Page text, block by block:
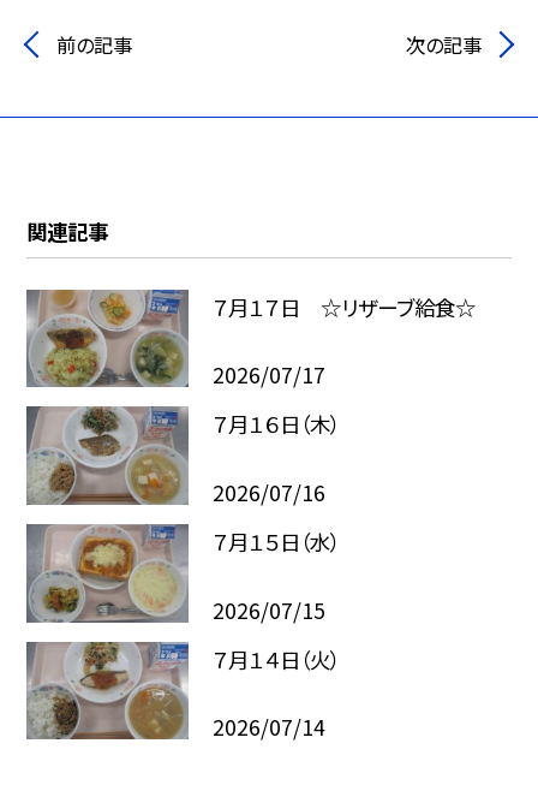
前の記事 次の記事
関連記事
７月１７日 ☆リザーブ給食☆
2026/07/17
７月１６日（木）
2026/07/16
７月１５日（水）
2026/07/15
７月１４日（火）
2026/07/14